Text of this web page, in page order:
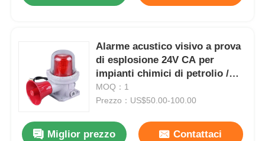
Alarme acustico visivo a prova
di esplosione 24V CA per
impianti chimici di petrolio /
gas
MOQ：1
Prezzo：US$50.00-100.00
Miglior prezzo Contattaci